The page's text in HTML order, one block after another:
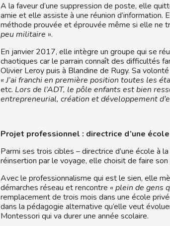
A la faveur d’une suppression de poste, elle
amie et elle assiste à une réunion
méthode prouvée et éprouvée même si elle ne
peu militaire ».
En janvier 2017, elle intègre un groupe qui se
chaotiques car le parrain connaît des difficultés
Olivier Leroy puis à Blandine de Rugy. Sa
« J’ai franchi en première position toutes les
etc. Lors de l’ADT, le pôle enfants est bien
entrepreneurial, création et développement
Projet professionnel : directrice d’une
Parmi ses trois cibles – directrice d’une école à
réinsertion par le voyage, elle choisit de faire
Avec le professionnalisme qui est le sien, elle
démarches réseau et rencontre « plein de gens
remplacement de trois mois dans une école
dans la pédagogie alternative qu’elle veut
Montessori qui va durer une année scolaire.